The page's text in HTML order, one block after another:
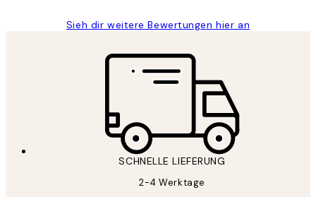
Sieh dir weitere Bewertungen hier an
SCHNELLE LIEFERUNG
2-4 Werktage